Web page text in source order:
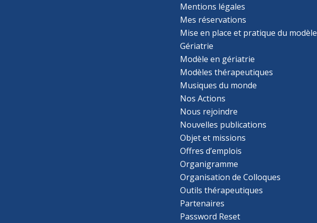
Mentions légales
Mes réservations
Mise en place et pratique du modèle
Gériatrie
Modèle en gériatrie
Modèles thérapeutiques
Musiques du monde
Nos Actions
Nous rejoindre
Nouvelles publications
Objet et missions
Offres d’emplois
Organigramme
Organisation de Colloques
Outils thérapeutiques
Partenaires
Password Reset